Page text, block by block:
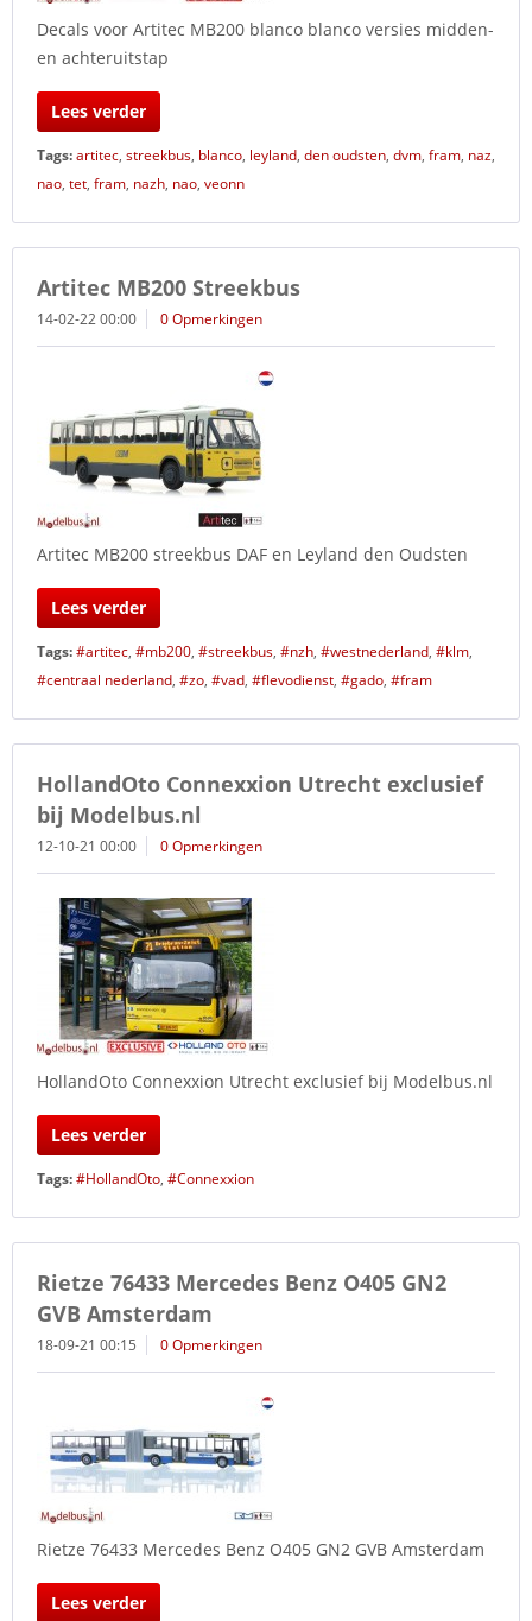
Decals voor Artitec MB200 blanco blanco versies midden-
en achteruitstap
Lees verder
Tags:artitec, streekbus, blanco, leyland, den oudsten, dvm, fram, naz,
nao, tet, fram, nazh, nao, veonn
Artitec MB200 Streekbus
14-02-22 00:00 0 Opmerkingen
Artitec MB200 streekbus DAF en Leyland den Oudsten
Lees verder
Tags:#artitec, #mb200, #streekbus, #nzh, #westnederland, #klm,
#centraal nederland, #zo, #vad, #flevodienst, #gado, #fram
HollandOto Connexxion Utrecht exclusief
bij Modelbus.nl
12-10-21 00:00 0 Opmerkingen
HollandOto Connexxion Utrecht exclusief bij Modelbus.nl
Lees verder
Tags:#HollandOto, #Connexxion
Rietze 76433 Mercedes Benz O405 GN2
GVB Amsterdam
18-09-21 00:15 0 Opmerkingen
Rietze 76433 Mercedes Benz O405 GN2 GVB Amsterdam
Lees verder